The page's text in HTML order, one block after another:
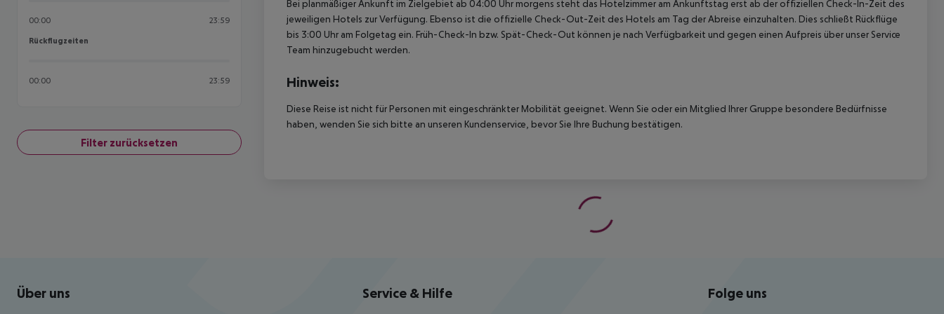
00:00 23:59
Rückflugzeiten
Rückflugzeiten
00:00 23:59
Filter zurücksetzen
Bei planmäßiger Ankunft im Zielgebiet ab 04:00 Uhr morgens steht das Hotelzimmer am Ankunftstag erst ab der offiziellen Check-In-Zeit des
jeweiligen Hotels zur Verfügung. Ebenso ist die offizielle Check-Out-Zeit des Hotels am Tag der Abreise einzuhalten. Dies schließt Rückflüge
bis 3:00 Uhr am Folgetag ein. Früh-Check-In bzw. Spät-Check-Out können je nach Verfügbarkeit und gegen einen Aufpreis über unser Service
Team hinzugebucht werden.
Hinweis:
Diese Reise ist nicht für Personen mit eingeschränkter Mobilität geeignet. Wenn Sie oder ein Mitglied Ihrer Gruppe besondere Bedürfnisse
haben, wenden Sie sich bitte an unseren Kundenservice, bevor Sie Ihre Buchung bestätigen.
Footer navigation
Über uns Service & Hilfe Folge uns